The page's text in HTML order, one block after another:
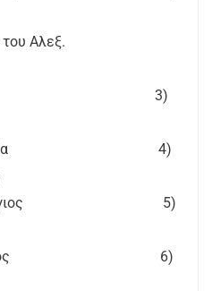
του Αλεξ.
Ελένη 3)
Μαρία 4)
Γεώργιος 5)
Γεώργιος 6)